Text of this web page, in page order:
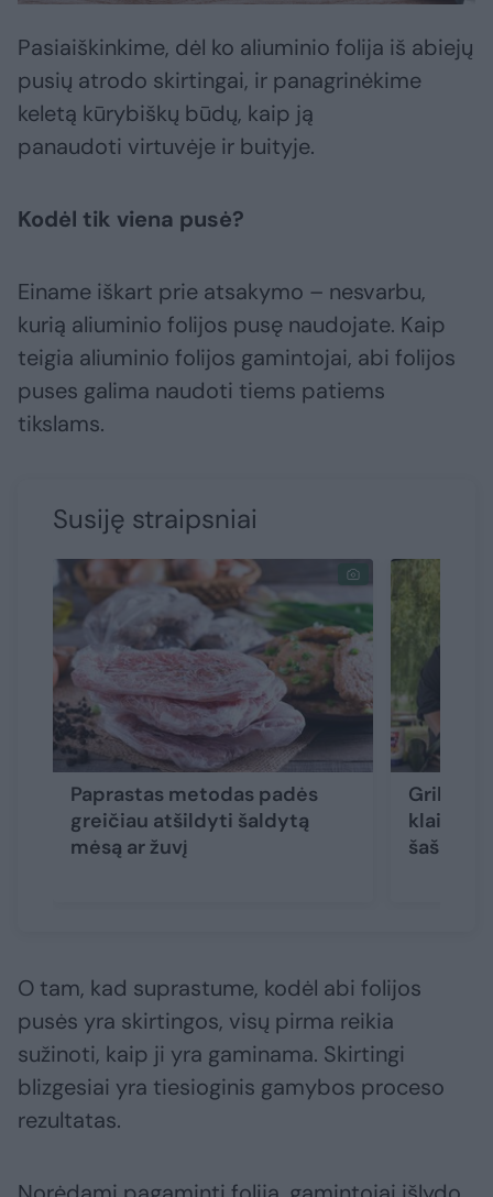
Pasiaiškinkime, dėl ko aliuminio folija iš abiejų
pusių atrodo skirtingai, ir panagrinėkime
keletą kūrybiškų būdų, kaip ją
panaudoti virtuvėje ir buityje.
Kodėl tik viena pusė?
Einame iškart prie atsakymo – nesvarbu,
kurią aliuminio folijos pusę naudojate. Kaip
teigia aliuminio folijos gamintojai, abi folijos
puses galima naudoti tiems patiems
tikslams.
Susiję straipsniai
Paprastas metodas padės
greičiau atšildyti šaldytą
mėsą ar žuvį
Grilio
klaidą
šašlykus
O tam, kad suprastume, kodėl abi folijos
pusės yra skirtingos, visų pirma reikia
sužinoti, kaip ji yra gaminama. Skirtingi
blizgesiai yra tiesioginis gamybos proceso
rezultatas.